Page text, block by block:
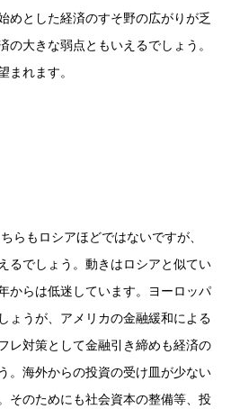
めとした経済のすそ野の広がりが乏
の大きな弱点ともいえるでしょう。
まれます。
らもロシアほどではないですが、
るでしょう。動きはロシアと似てい
からは低迷しています。ヨーロッパ
ょうが、アメリカの金融緩和による
レ対策として金融引き締めも経済の
。海外からの投資の受け皿が少ない
そのためにも社会資本の整備等、投